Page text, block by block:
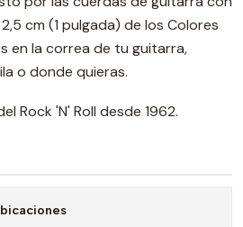
cm (1 pulgada) de los Colores
en la correa de tu guitarra,
o donde quieras.
Rock 'N' Roll desde 1962.